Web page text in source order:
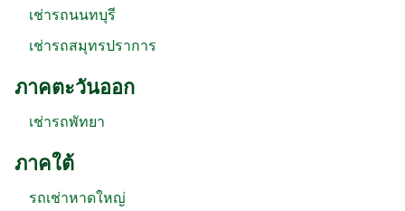
เช่ารถนนทบุรี
เช่ารถสมุทรปราการ
ภาคตะวันออก
เช่ารถพัทยา
ภาคใต้
รถเช่าหาดใหญ่